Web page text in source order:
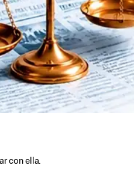
con ella.